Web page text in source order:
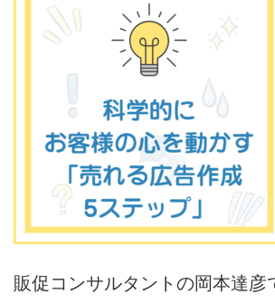
販促コンサルタントの岡本達彦